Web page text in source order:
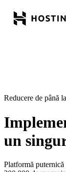
Reducere de până
un
Platformă puternică